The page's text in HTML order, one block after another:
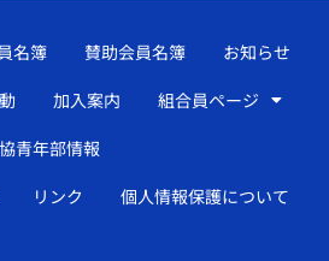
名簿 賛助会員名簿
お知らせ
加入案内
組合員ページ
青年部情報
リンク
個人情報保護について